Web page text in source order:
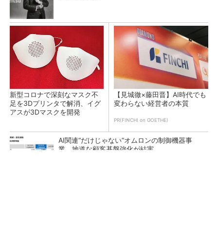
新型コロナで深刻なマスク不
足を3Dプリンタで解消、イグ
アスが3Dマスクを開発
【見城徹×藤田晋】AI時代でも
変わらない経営者の本質
PR(FINCHI on GOETHE)
AI関連“だけじゃない”オムロンの制御機器事
業、地道な顧客基盤強化が結実